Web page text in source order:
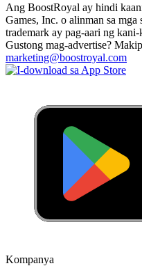
Ang BoostRoyal ay hindi
Games, Inc. o alinman sa
trademark ay pag-aari ng
Gustong mag-advertise?
marketing@boostroyal.com
Kompanya